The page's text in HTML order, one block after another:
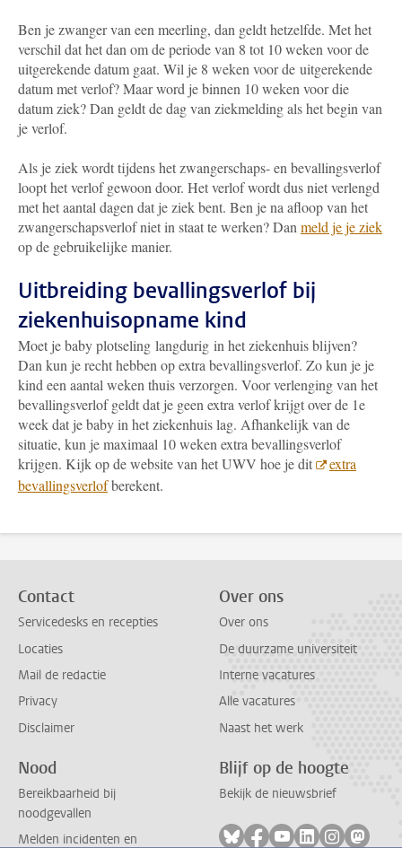
Ben je zwanger van een meerling, dan geldt hetzelfde. Met het
verschil dat het dan om de periode van 8 tot 10 weken voor de
uitgerekende datum gaat. Wil je 8 weken voor de uitgerekende
datum met verlof? Maar word je binnen 10 weken voor die
datum ziek? Dan geldt de dag van ziekmelding als het begin van
je verlof.
Als je ziek wordt tijdens het zwangerschaps- en bevallingsverlof
loopt het verlof gewoon door. Het verlof wordt dus niet verlengd
met het aantal dagen dat je ziek bent. Ben je na afloop van het
zwangerschapsverlof niet in staat te werken? Dan meld je je ziek
op de gebruikelijke manier.
Uitbreiding bevallingsverlof bij
ziekenhuisopname kind
Moet je baby plotseling langdurig in het ziekenhuis blijven?
Dan kun je recht hebben op extra bevallingsverlof. Zo kun je je
kind een aantal weken thuis verzorgen. Voor verlenging van het
bevallingsverlof geldt dat je geen extra verlof krijgt over de 1e
week dat je baby in het ziekenhuis lag. Afhankelijk van de
situatie, kun je maximaal 10 weken extra bevallingsverlof
krijgen. Kijk op de website van het UWV hoe je dit
extra
bevallingsverlofberekent.
Contact
Servicedesks en recepties
Locaties
Mail de redactie
Privacy
Disclaimer
Over ons
Over ons
De duurzame universiteit
Interne vacatures
Alle vacatures
Naast het werk
Nood
Bereikbaarheid bij
noodgevallen
Melden incidenten en
Blijf op de hoogte
Bekijk de nieuwsbrief
Volg ons op bluesky
Volg ons op facebook
Volg ons op
Volg ons op
Volg ons
Volg